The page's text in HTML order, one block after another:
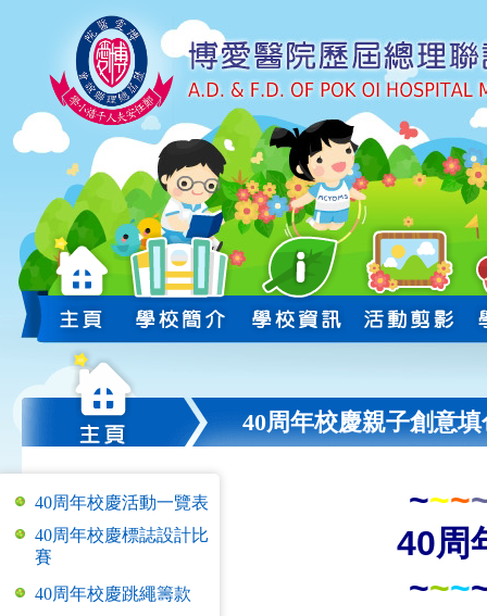
40周年校慶親子創意
40周年校慶活動一覽表
40周年校慶標誌設計比
賽
40周年校慶跳繩籌款
~~~
40周
~~~